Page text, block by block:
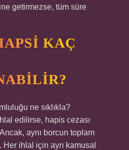
getirmezse, tüm süre
KAÇ
ne sıklıkla?
edilirse, hapis cezası
aynı borcun toplam
Her ihlal için ayrı kamusal